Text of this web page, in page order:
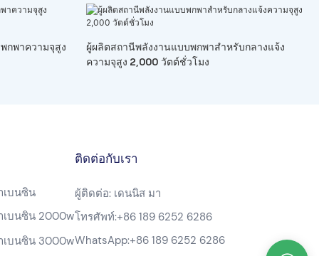
กพาความจุสูง
ผู้ผลิตสถานีพลังงานแบบพกพาสำหรับกลางแจ้ง
ความจุสูง 2,000 วัตต์ชั่วโมง
เบนซิน
เบนซิน 2000w
เบนซิน 3000w
ติดต่อกับเรา
ผู้ติดต่อ: เดนนิส มา
โทรศัพท์:+86 189 6252 6286
WhatsApp:+86 189 6252 6286